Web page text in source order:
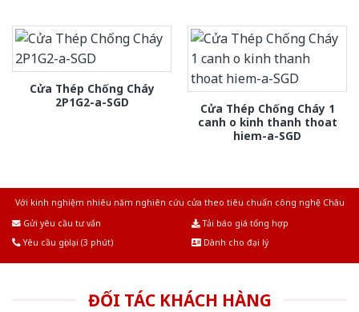
Cửa Thép Chống Cháy
2P1G2-a-SGD
Cửa Thép Chống Cháy 1
canh o kinh thanh thoat
hiem-a-SGD
Với kinh nghiệm nhiêu năm nghiên cứu cửa theo tiêu chuẩn công nghệ Châu
Gửi yêu cầu tư vấn
Tải báo giá tổng hợp
Yêu cầu gọi lại (3 phút)
Dành cho đại lý
ĐỐI TÁC KHÁCH HÀNG